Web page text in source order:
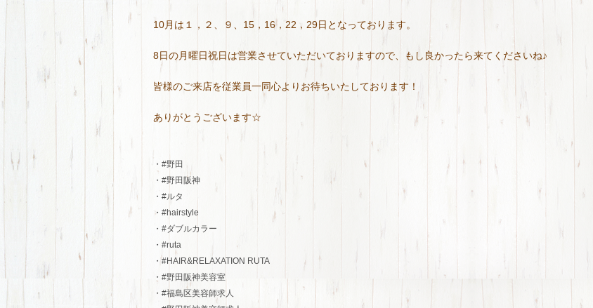
10月は１，２、９、15，16，22，29日となっております。
8日の月曜日祝日は営業させていただいておりますので、もし良かったら来てくださいね♪
皆様のご来店を従業員一同心よりお待ちいたしております！
ありがとうございます☆
・#野田
・#野田阪神
・#ルタ
・#hairstyle
・#ダブルカラー
・#ruta
・#HAIR&RELAXATION RUTA
・#野田阪神美容室
・#福島区美容師求人